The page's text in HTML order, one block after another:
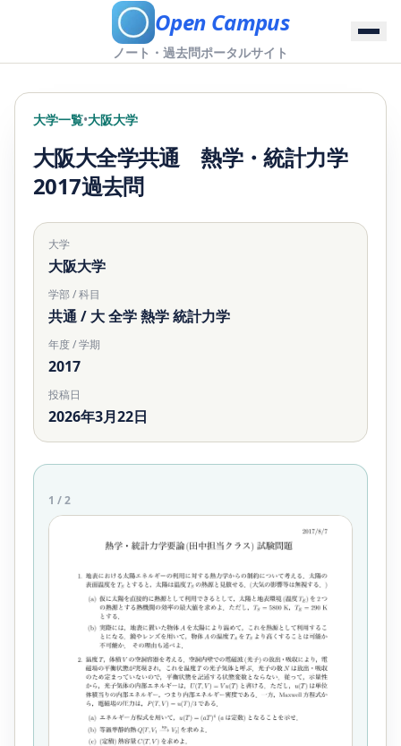
Open Campus
ノート・過去問ポータルサイト
大学一覧•大阪大学
大阪大全学共通 熱学・統計力学
2017過去問
大学
大阪大学
学部 / 科目
共通 / 大 全学 熱学 統計力学
年度 / 学期
2017
投稿日
2026年3月22日
1 /2